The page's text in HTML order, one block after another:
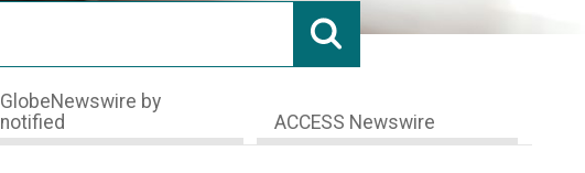
GlobeNewswire by
notified
ACCESS Newswire